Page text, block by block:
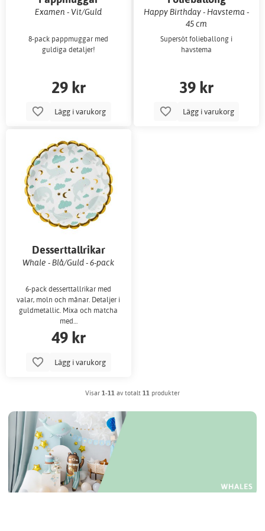
Examen - Vit/Guld
8-pack pappmuggar med
guldiga detaljer!
29 kr
Lägg i varukorg
Happy Birthday - Havstema -
45 cm
Supersöt folieballong i
havstema
39 kr
Lägg i varukorg
Desserttallrikar
Whale - Blå/Guld - 6-pack
6-pack desserttallrikar med
valar, moln och månar. Detaljer i
guldmetallic. Mixa och matcha
med…
49 kr
Lägg i varukorg
Visar 1-11 av totalt 11 produkter